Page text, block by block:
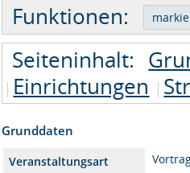
Funktionen:
Seiteninhalt:
Einrichtungen
Grunddaten
Veranstaltungsart